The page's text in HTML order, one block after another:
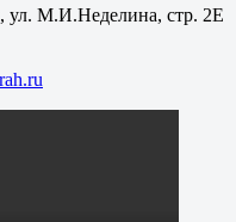
ул. М.И.Неделина, стр. 2Е